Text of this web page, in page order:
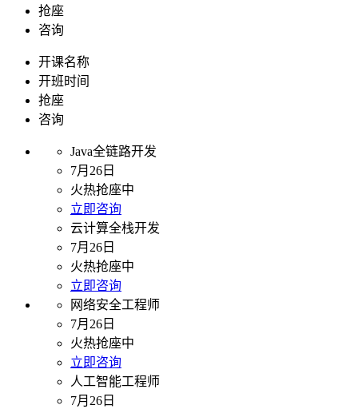
抢座
咨询
开课名称
开班时间
抢座
咨询
Java全链路开发
7月26日
火热抢座中
立即咨询
云计算全栈开发
7月26日
火热抢座中
立即咨询
网络安全工程师
7月26日
火热抢座中
立即咨询
人工智能工程师
7月26日